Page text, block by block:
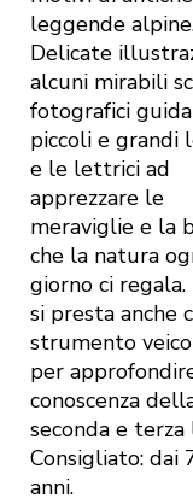
leggende
Delicate
alcuni mirabili
fotografici
piccoli e grandi
e le lettrici ad
apprezzare le
meraviglie e la
che la natura
giorno ci
si presta anche
strumento
per
conoscenza
seconda e terza
Consigliato: dai
anni.